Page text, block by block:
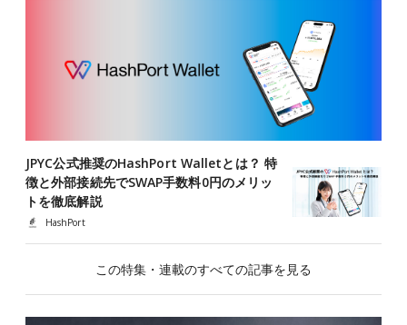
JPYC公式推奨のHashPort Walletとは？ 特
徴と外部接続先でSWAP手数料0円のメリッ
トを徹底解説
HashPort
この特集・連載のすべての記事を見る